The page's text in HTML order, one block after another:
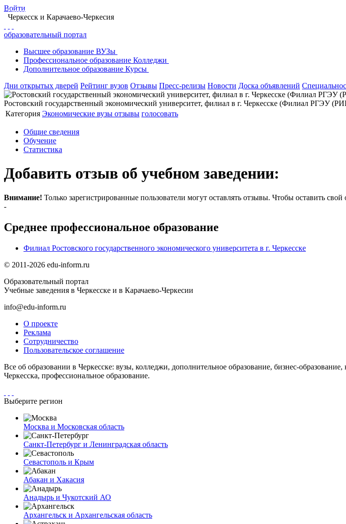
Войти
Черкесск и Карачаево-Черкесия
образовательный портал
Высшее образование ВУЗы
Профессиональное образование Колледжи
Дополнительное образование Курсы
Дни открытых дверей Рейтинг вузов Отзывы Пресс-релизы Новости Доска объявлений
Ростовский государственный экономический университет, филиал в г. Черкесске (Филиал РГЭУ
Категория Экономические вузы отзывы голосовать
Главная
Общие сведения
Обучение
Статистика
Добавить отзыв об учебном заведении:
Внимание! Только зарегистрированные пользователи могут оставлять отзывы. Чтобы оставить свой
-
Среднее профессиональное образование
Филиал Ростовского государственного экономического университета в г. Черкесске
© 2011-2026 edu-inform.ru
Образовательный портал
Учебные заведения в Черкесске и в Карачаево-Черкесии
info@edu-inform.ru
О проекте
Реклама
Сотрудничество
Пользовательское соглашение
Все об образовании в Черкесске: вузы, колледжи, дополнительное образование, бизнес-
Черкесска, профессиональное образование.
Выберите регион
Москва и Московская область
Санкт-Петербург и Ленинградская область
Севастополь и Крым
Абакан и Хакасия
Анадырь и Чукотский АО
Архангельск и Архангельская область